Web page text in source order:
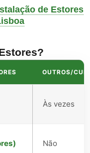
de Estores
OUTROS/
Às vezes
Não